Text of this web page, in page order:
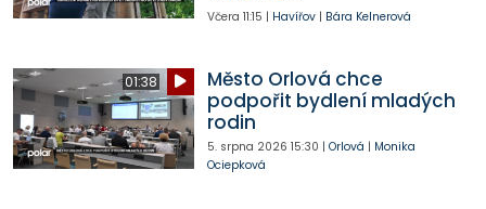
Včera 11:15 | Havířov| Bára Kelnerová
01:38
Město Orlová chce
podpořit bydlení mladých
rodin
5. srpna 2026 15:30 | Orlová | Monika
Ociepková